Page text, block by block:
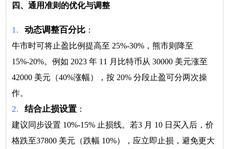
四、通用准则的优化与调整
1. 动态调整百分比：
牛市时可将止盈比例提高至 25%-30%，熊市则降至
15%-20%。例如 2023 年 11 月比特币从 30000 美元涨至
42000 美元（40%涨幅），按 20% 分段止盈可分两次操
作。
2. 结合止损设置：
建议同步设置 10%-15% 止损线。若3 月 10 日买入后，价
格跌至37800 美元（跌幅 10%），应立即止损，避免更大